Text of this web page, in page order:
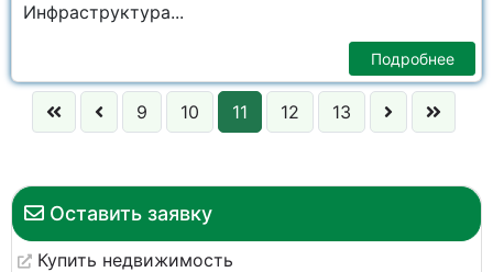
Оставить заявку
Купить недвижимость
Инфраструктура...
Подробнее
9 10 11 12 13